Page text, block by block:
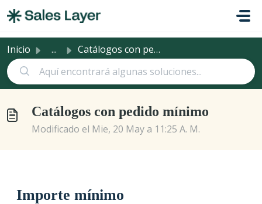
Inicio ... Catálogos con pedido mínimo
Catálogos con pedido mínimo
Modificado el Mie, 20 May a 11:25 A. M.
Importe mínimo